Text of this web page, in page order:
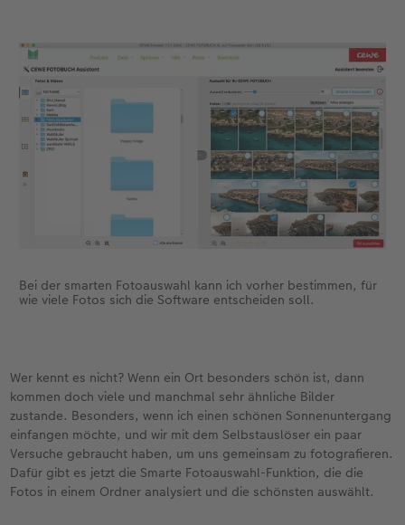
Bei der smarten Fotoauswahl kann ich vorher bestimmen, für
wie viele Fotos sich die Software entscheiden soll.
Wer kennt es nicht? Wenn ein Ort besonders schön ist, dann
kommen doch viele und manchmal sehr ähnliche Bilder
zustande. Besonders, wenn ich einen schönen Sonnenuntergang
einfangen möchte, und wir mit dem Selbstauslöser ein paar
Versuche gebraucht haben, um uns gemeinsam zu fotografieren.
Dafür gibt es jetzt die Smarte Fotoauswahl-Funktion, die die
Fotos in einem Ordner analysiert und die schönsten auswählt.